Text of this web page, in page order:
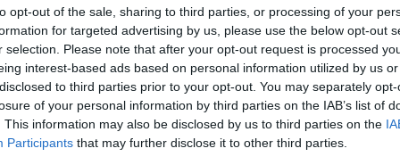
opt-out of the sale, sharing to third parties, or processing of your
for targeted advertising by us, please use the below opt-out
selection. Please note that after your opt-out request is processed
interest-based ads based on personal information utilized by us
to third parties prior to your opt-out. You may separately
of your personal information by third parties on the IAB’s list of
This information may also be disclosed by us to third parties on the
Participants that may further disclose it to other third parties.
un autobus presso l’hub dei trasporti Kőbánya-
le autorità.
capolinea degli autobus in via Vak Bottyán, situato
iniziali collocavano l’incidente nel 10°
che il luogo esatto rientra nel 19° distretto, sul lato